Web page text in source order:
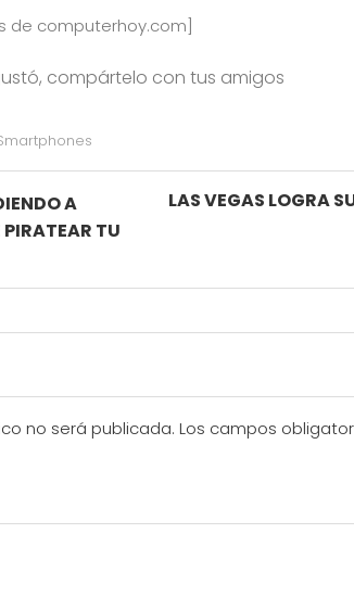
de computerhoy.com]
compártelo con tus amigos
A
TU
LAS VEGAS LOGRA
no será publicada. Los campos